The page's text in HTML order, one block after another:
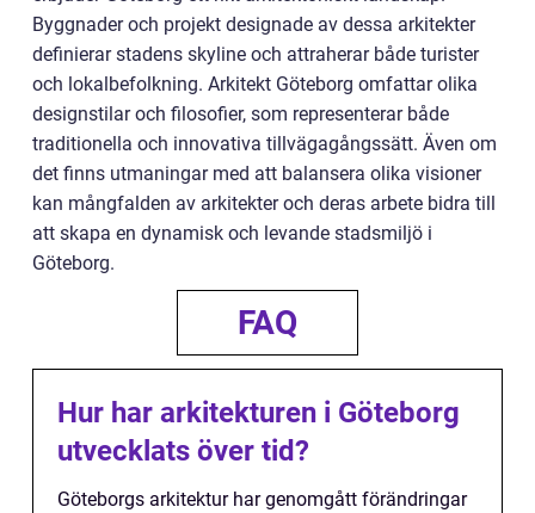
Byggnader och projekt designade av dessa arkitekter
definierar stadens skyline och attraherar både turister
och lokalbefolkning. Arkitekt Göteborg omfattar olika
designstilar och filosofier, som representerar både
traditionella och innovativa tillvägagångssätt. Även om
det finns utmaningar med att balansera olika visioner
kan mångfalden av arkitekter och deras arbete bidra till
att skapa en dynamisk och levande stadsmiljö i
Göteborg.
FAQ
Hur har arkitekturen i Göteborg
utvecklats över tid?
Göteborgs arkitektur har genomgått förändringar